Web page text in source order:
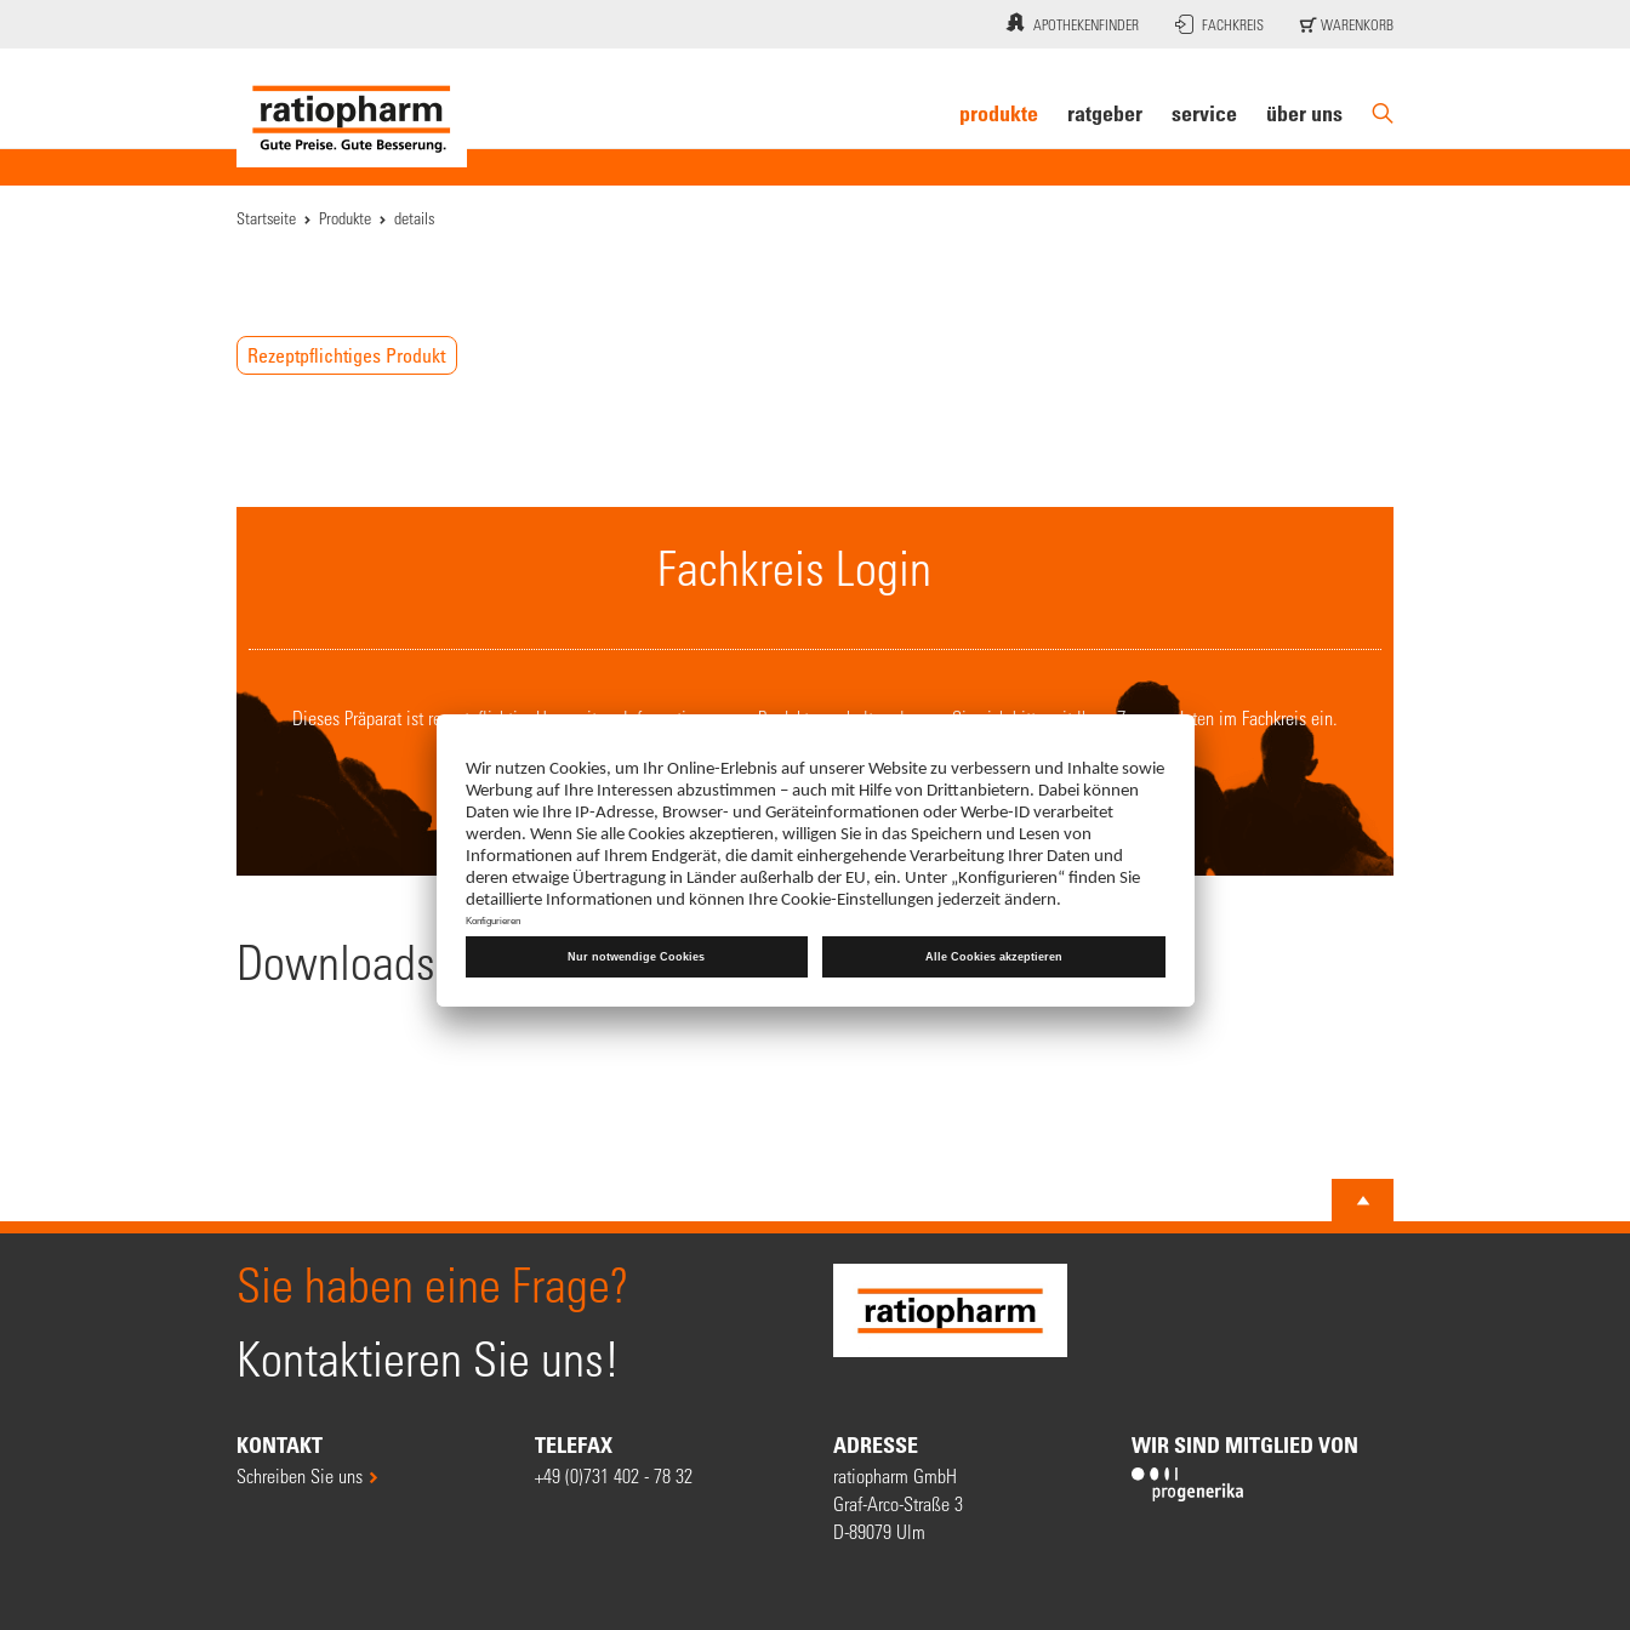
APOTHEKENFINDER FACHKREIS WARENKORB
produkte ratgeber service über uns
Startseite Produkte details
Rezeptpflichtiges Produkt
Fachkreis Login
Dieses Präparat ist rezeptpflichtig. Um weitere Informationen zum Produkt zu erhalten, loggen Sie sich bitte mit Ihren Zugangsdaten im Fachkreis ein.
LOGIN
Downloads
Sie haben eine Frage?
Kontaktieren Sie uns!
KONTAKT
Schreiben Sie uns
TELEFAX
+49 (0)731 402 - 78 32
ADRESSE
ratiopharm GmbH
Graf-Arco-Straße 3
D-89079 Ulm
WIR SIND MITGLIED VON